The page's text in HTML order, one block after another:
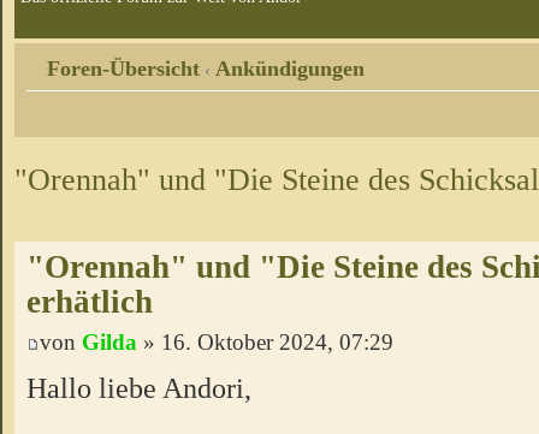
Foren-Übersicht ‹ Ankündigungen
"Orennah" und "Die Steine des
"Orennah" und "Die Steine des
erhätlich
von Gilda » 16. Oktober 2024, 07:29
Hallo liebe Andori,